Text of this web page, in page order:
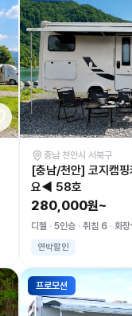
충남 천안시 서북구
[충남/천안] 코지캠
요◀ 58호
280,000원~
디젤 5인승 취침 6 화장
연박할인
프로모션